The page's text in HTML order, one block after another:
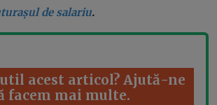
de salariu.
acest articol? Ajută-ne
facem mai multe.